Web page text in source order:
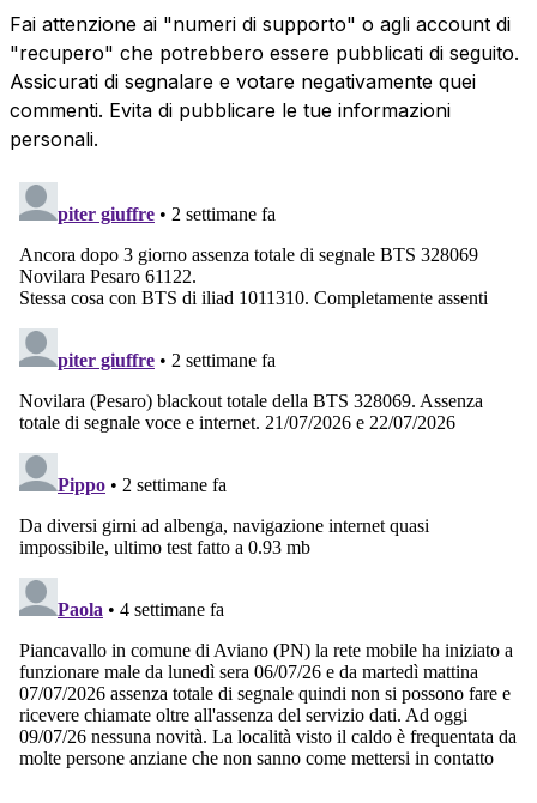
Fai attenzione ai "numeri di supporto" o agli account di
"recupero" che potrebbero essere pubblicati di seguito.
Assicurati di segnalare e votare negativamente quei
commenti. Evita di pubblicare le tue informazioni
personali.